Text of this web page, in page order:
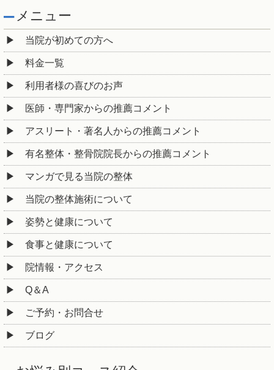
メニュー
当院が初めての方へ
料金一覧
利用者様の喜びのお声
医師・専門家からの推薦コメント
アスリート・著名人からの推薦コメント
有名整体・整骨院院長からの推薦コメント
マンガで見る当院の整体
当院の整体施術について
姿勢と健康について
食事と健康について
院情報・アクセス
Q＆A
ご予約・お問合せ
ブログ